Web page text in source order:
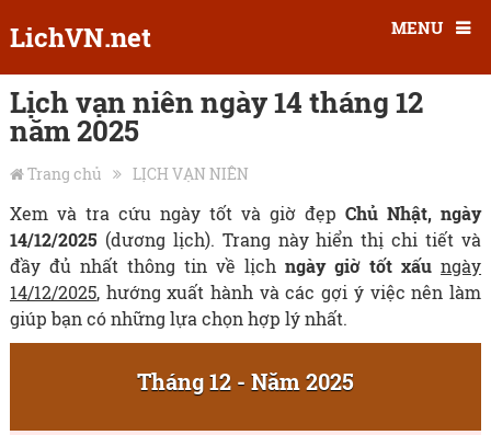
LichVN.net MENU
Lịch vạn niên ngày 14 tháng 12
năm 2025
Trang chủ LỊCH VẠN NIÊN
Xem và tra cứu ngày tốt và giờ đẹpChủ Nhật, ngày
14/12/2025 (dương lịch). Trang này hiển thị chi tiết và
đầy đủ nhất thông tin về lịchngày giờ tốt xấu ngày
14/12/2025, hướng xuất hành và các gợi ý việc nên làm
giúp bạn có những lựa chọn hợp lý nhất.
Tháng 12 - Năm 2025